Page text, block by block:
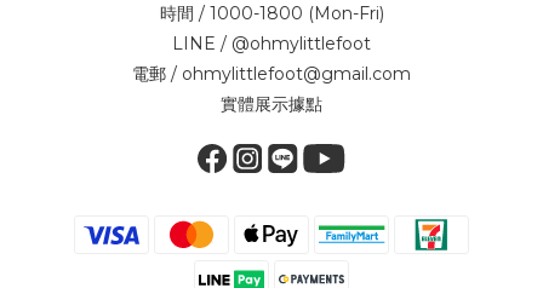
時間 / 1000-1800 (Mon-Fri)
LINE / @ohmylittlefoot
電郵 / ohmylittlefoot@gmail.com
實體展示據點